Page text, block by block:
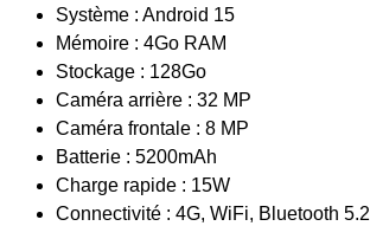
Système : Android 15
Mémoire : 4Go RAM
Stockage : 128Go
Caméra arrière : 32 MP
Caméra frontale : 8 MP
Batterie : 5200mAh
Charge rapide : 15W
Connectivité : 4G, WiFi, Bluetooth 5.2